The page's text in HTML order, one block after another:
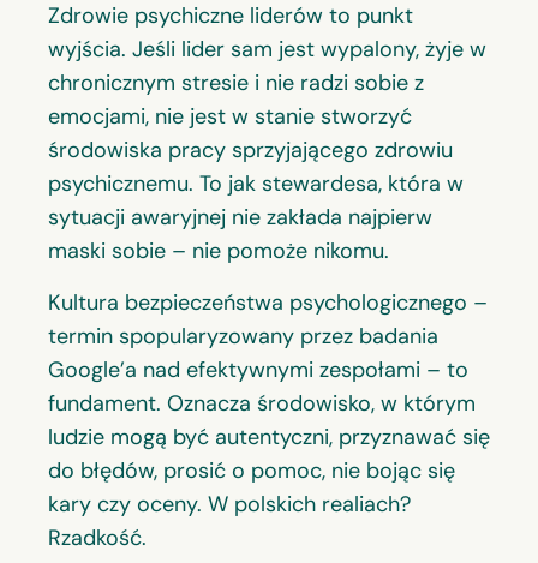
Zdrowie psychiczne liderów to punkt
wyjścia. Jeśli lider sam jest wypalony, żyje w
chronicznym stresie i nie radzi sobie z
emocjami, nie jest w stanie stworzyć
środowiska pracy sprzyjającego zdrowiu
psychicznemu. To jak stewardesa, która w
sytuacji awaryjnej nie zakłada najpierw
maski sobie – nie pomoże nikomu.
Kultura bezpieczeństwa psychologicznego –
termin spopularyzowany przez badania
Google’a nad efektywnymi zespołami – to
fundament. Oznacza środowisko, w którym
ludzie mogą być autentyczni, przyznawać się
do błędów, prosić o pomoc, nie bojąc się
kary czy oceny. W polskich realiach?
Rzadkość.